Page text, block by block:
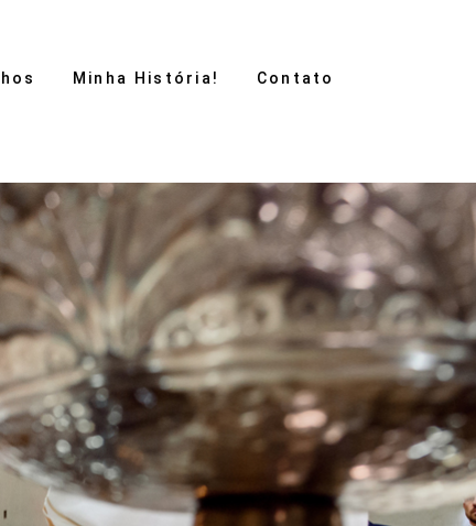
Minha História! Contato